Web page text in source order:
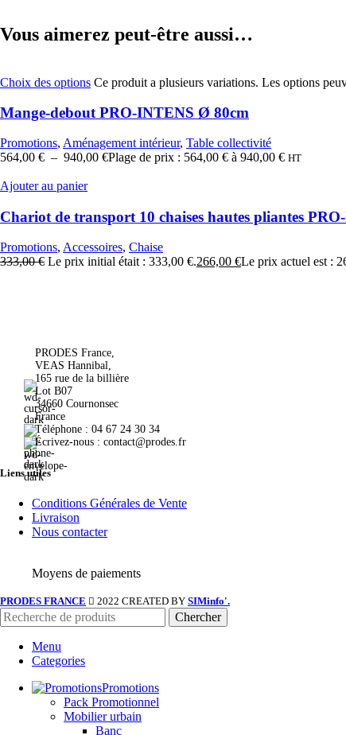
Vous aimerez peut-être aussi…
Choix des options Ce produit a plusieurs variations. Les options
Mange-debout PRO-INTENS Ø 80cm
Promotions, Aménagement intérieur, Table collectivité
564,00 € – 940,00 €Plage de prix : 564,00 € à 940,00 € HT
Ajouter au panier
Chariot de transport 10 chaises hautes pliantes
Promotions, Accessoires, Chaise
333,00€ Le prix initial était : 333,00 €.266,00 €Le prix actuel est :
PRODES France,
VEAS Hannibal,
165 rue de la billière
Lot B07
34660 Cournonsec
France
Téléphone : 04 67 24 30 34
Écrivez-nous : contact@prodes.fr
Liens utiles
Conditions Générales de Vente
Livraison
Nous contacter
Moyens de paiements
PRODES FRANCE 2022 CREATED BY SIMinfo'.
Chercher
Menu
Categories
Promotions
Pack Promotionnel
Mobilier urbain
Banc